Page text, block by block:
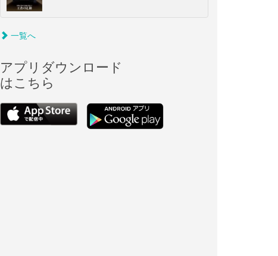
一覧へ
アプリダウンロード
はこちら